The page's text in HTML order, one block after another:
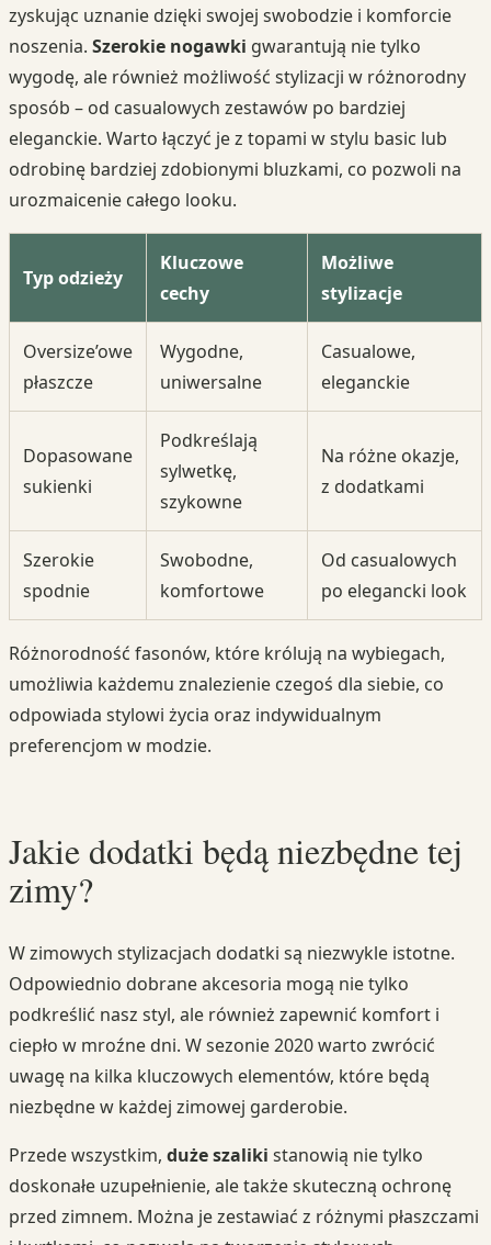
zyskując uznanie dzięki swojej swobodzie i komforcie
noszenia. Szerokie nogawki gwarantują nie tylko
wygodę, ale również możliwość stylizacji w różnorodny
sposób – od casualowych zestawów po bardziej
eleganckie. Warto łączyć je z topami w stylu basic lub
odrobinę bardziej zdobionymi bluzkami, co pozwoli na
urozmaicenie całego looku.
Typ odzieży
Kluczowe
cechy
Możliwe
stylizacje
Oversize’owe
płaszcze
Wygodne,
uniwersalne
Casualowe,
eleganckie
Dopasowane
sukienki
Podkreślają
sylwetkę,
szykowne
Na różne okazje,
z dodatkami
Szerokie
spodnie
Swobodne,
komfortowe
Od casualowych
po elegancki look
Różnorodność fasonów, które królują na wybiegach,
umożliwia każdemu znalezienie czegoś dla siebie, co
odpowiada stylowi życia oraz indywidualnym
preferencjom w modzie.
Jakie dodatki będą niezbędne tej
zimy?
W zimowych stylizacjach dodatki są niezwykle istotne.
Odpowiednio dobrane akcesoria mogą nie tylko
podkreślić nasz styl, ale również zapewnić komfort i
ciepło w mroźne dni. W sezonie 2020 warto zwrócić
uwagę na kilka kluczowych elementów, które będą
niezbędne w każdej zimowej garderobie.
Przede wszystkim, duże szaliki stanowią nie tylko
doskonałe uzupełnienie, ale także skuteczną ochronę
przed zimnem. Można je zestawiać z różnymi płaszczami